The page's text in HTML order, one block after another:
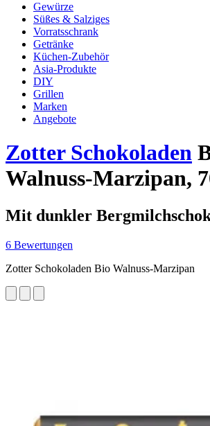
Gewürze
Süßes & Salziges
Vorratsschrank
Getränke
Küchen-Zubehör
Asia-Produkte
DIY
Grillen
Marken
Angebote
Zotter Schokoladen
Walnuss-Marzipan,
Mit dunkler
6 Bewertungen
Zotter Schokoladen Bio Walnuss-Marzipan